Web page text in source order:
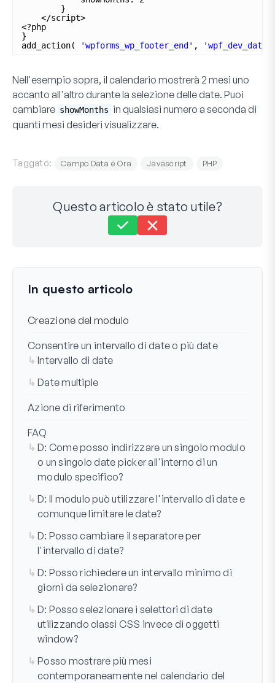
}
</script>
<?php
}
add_action(
'wpforms_wp_footer_end' ,
Nell'esempio sopra, il calendario mostrerà 2 mesi uno
accanto all'altro durante la selezione delle date. Puoi
cambiare showMonths in qualsiasi numero a seconda di
quanti mesi desideri visualizzare.
Taggato: Campo Data e Ora Javascript PHP
Questo articolo è stato utile?
Ultimo aggiornamento il 03 giugno 2025
In questo articolo
Creazione del modulo
Consentire un intervallo di date o più date
Intervallo di date
Date multiple
Azione di riferimento
FAQ
D: Come posso indirizzare un singolo modulo
o un singolo date picker all'interno di un
modulo specifico?
D: Il modulo può utilizzare l'intervallo di date e
comunque limitare le date?
D: Posso cambiare il separatore per
l'intervallo di date?
D: Posso richiedere un intervallo minimo di
giorni da selezionare?
D: Posso selezionare i selettori di date
utilizzando classi CSS invece di oggetti
window?
Posso mostrare più mesi
contemporaneamente nel calendario del